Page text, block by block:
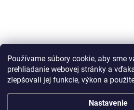
Používame súbory cookie, aby sme
prehliadanie webovej stránky a
zlepšovali jej funkcie, výkon a
Nastavenie
Vážený zákazník Info o DOT pneu